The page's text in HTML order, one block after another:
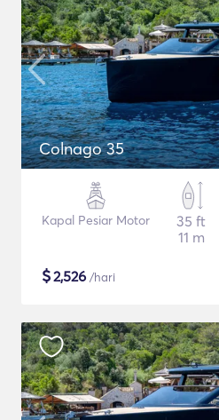
Colnago 35
Kapal Pesiar Motor
35 ft
11 m
$2,526 /hari